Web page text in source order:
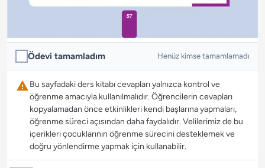
Ödevi tamamladım Henüz kimse tamamlamadı
Bu sayfadaki ders kitabı cevapları yalnızca kontrol ve
öğrenme amacıyla kullanılmalıdır. Öğrencilerin cevapları
kopyalamadan önce etkinlikleri kendi başlarına yapmaları,
öğrenme süreci açısından daha faydalıdır. Velilerimiz de bu
içerikleri çocuklarının öğrenme sürecini desteklemek ve
doğru yönlendirme yapmak için kullanabilir.